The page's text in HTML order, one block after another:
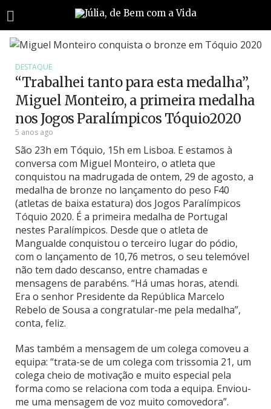
DESTAQUE
“Trabalhei tanto para esta medalha”,
Miguel Monteiro, a primeira medalha
nos Jogos Paralímpicos Tóquio2020
5 anos ago
São 23h em Tóquio, 15h em Lisboa. E estamos à
conversa com Miguel Monteiro, o atleta que
conquistou na madrugada de ontem, 29 de agosto, a
medalha de bronze no lançamento do peso F40
(atletas de baixa estatura) dos Jogos Paralímpicos
Tóquio 2020. É a primeira medalha de Portugal
nestes Paralímpicos. Desde que o atleta de
Mangualde conquistou o terceiro lugar do pódio,
com o lançamento de 10,76 metros, o seu telemóvel
não tem dado descanso, entre chamadas e
mensagens de parabéns. “Há umas horas, atendi.
Era o senhor Presidente da República Marcelo
Rebelo de Sousa a congratular-me pela medalha”,
conta, feliz.
Mas também a mensagem de um colega comoveu a
equipa: “trata-se de um colega com trissomia 21, um
colega cheio de motivação e muito especial pela
forma como se relaciona com toda a equipa. Enviou-
me uma mensagem de voz muito comovedora”.